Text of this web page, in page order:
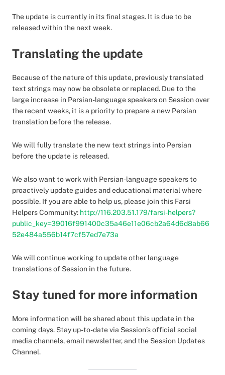
The update is currently in its final stages. It is due to be
released within the next week.
Translating the update
Because of the nature of this update, previously translated
text strings may now be obsolete or replaced. Due to the
large increase in Persian-language speakers on Session over
the recent weeks, it is a priority to prepare a new Persian
translation before the release.
We will fully translate the new text strings into Persian
before the update is released.
We also want to work with Persian-language speakers to
proactively update guides and educational material where
possible. If you are able to help us, please join this Farsi
Helpers Community: http://116.203.51.179/farsi-helpers?
public_key=39016f991400c35a46e11e06cb2a64d6d8ab66
52e484a556b14f7cf57ed7e73a
We will continue working to update other language
translations of Session in the future.
Stay tuned for more information
More information will be shared about this update in the
coming days. Stay up-to-date via Session’s official social
media channels, email newsletter, and the Session Updates
Channel.